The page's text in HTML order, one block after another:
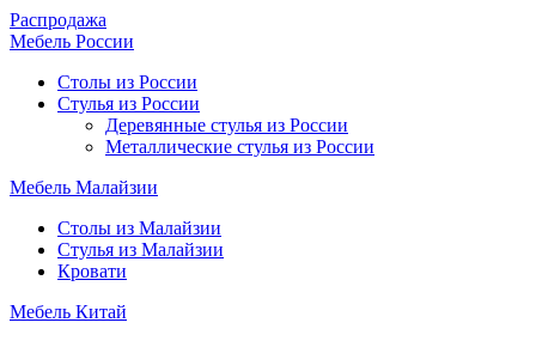
Распродажа
Мебель России
Столы из России
Стулья из России
Деревянные стулья из России
Металлические стулья из России
Мебель Малайзии
Столы из Малайзии
Стулья из Малайзии
Кровати
Мебель Китай